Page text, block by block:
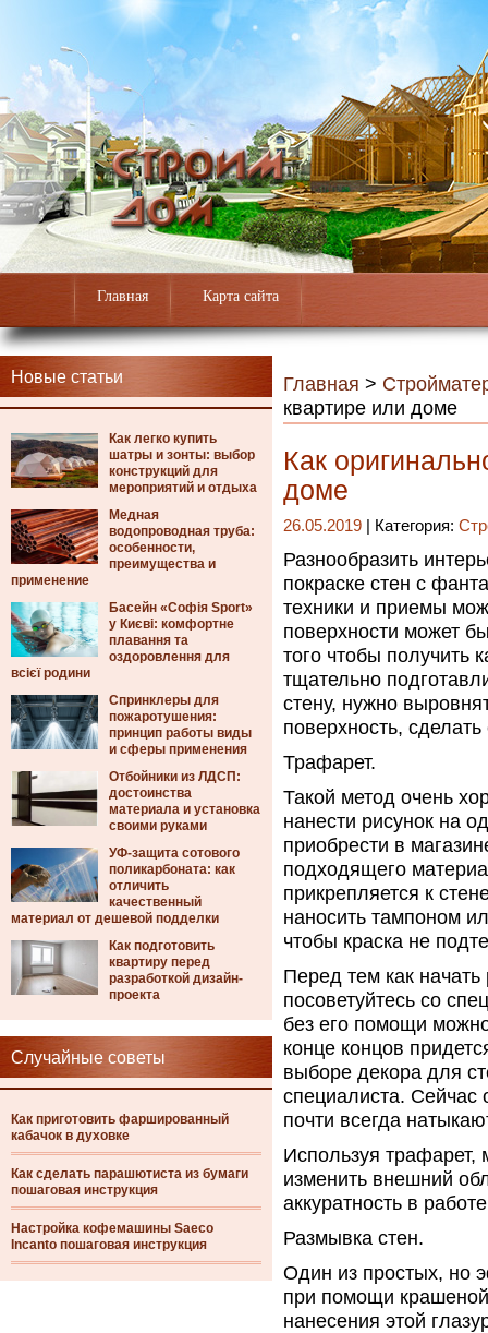
Главная Карта сайта
Новые статьи
Как легко купить
шатры и зонты: выбор
конструкций для
мероприятий и отдыха
Медная
водопроводная труба:
особенности,
преимущества и
применение
Басейн «Софія Sport»
у Києві: комфортне
плавання та
оздоровлення для
всієї родини
Спринклеры для
пожаротушения:
принцип работы виды
и сферы применения
Отбойники из ЛДСП:
достоинства
материала и установка
своими руками
УФ-защита сотового
поликарбоната: как
отличить
качественный
материал от дешевой подделки
Как подготовить
квартиру перед
разработкой дизайн-
проекта
Случайные советы
Как приготовить фаршированный
кабачок в духовке
Как сделать парашютиста из бумаги
пошаговая инструкция
Настройка кофемашины Saeco
Incanto пошаговая инструкция
Главная >
квартире или доме
Как
доме
26.05.2019 | Категория:
Разнообразить
покраске стен с
техники и приемы
поверхности может
того чтобы получить
тщательно
стену, нужно
поверхность, сделать
Трафарет.
Такой метод очень
нанести рисунок на
приобрести в
подходящего
прикрепляется к
наносить тампоном
чтобы краска не
Перед тем как
посоветуйтесь со
без его помощи
конце концов
выборе декора для
специалиста. Сейчас
почти всегда
Используя трафарет,
изменить внешний
аккуратность в
Размывка стен.
Один из простых, но
при помощи крашеной
нанесения этой